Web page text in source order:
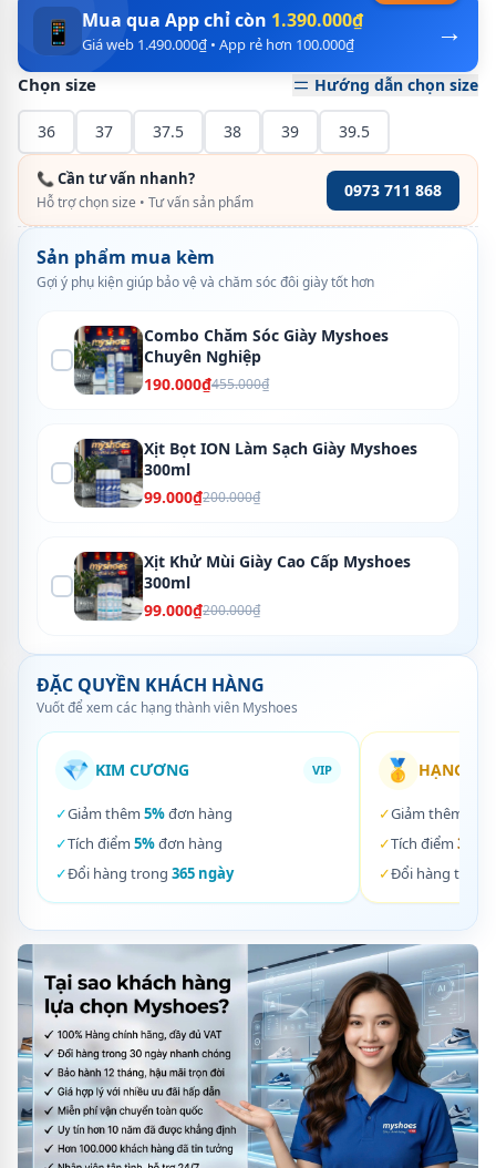
→
📱 Mua qua App chỉ còn 1.390.000₫
Giá web 1.490.000₫ • App rẻ hơn 100.000₫
Chọn size Hướng dẫn chọn size
36 37 37.5 38 39 39.5
📞 Cần tư vấn nhanh?
Hỗ trợ chọn size • Tư vấn sản phẩm
0973 711 868
Sản phẩm mua kèm
Gợi ý phụ kiện giúp bảo vệ và chăm sóc đôi giày tốt hơn
Combo Chăm Sóc Giày Myshoes
Chuyên Nghiệp
190.000₫455.000₫
Xịt Bọt ION Làm Sạch Giày Myshoes
300ml
99.000₫200.000₫
Xịt Khử Mùi Giày Cao Cấp Myshoes
300ml
99.000₫200.000₫
ĐẶC QUYỀN KHÁCH HÀNG
Vuốt để xem các hạng thành viên Myshoes
💎 KIM CƯƠNG VIP
✓Giảm thêm 5%đơn hàng
✓Tích điểm 5%đơn hàng
✓Đổi hàng trong 365 ngày
🥇 HẠNG
✓Giảm thêm
✓Tích điểm 3%
✓Đổi hàng trong